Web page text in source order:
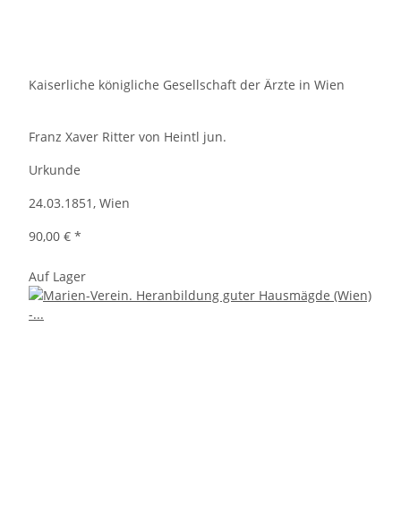
Kaiserliche königliche Gesellschaft der Ärzte in Wien
Franz Xaver Ritter von Heintl jun.
Urkunde
24.03.1851, Wien
90,00 € *
Auf Lager